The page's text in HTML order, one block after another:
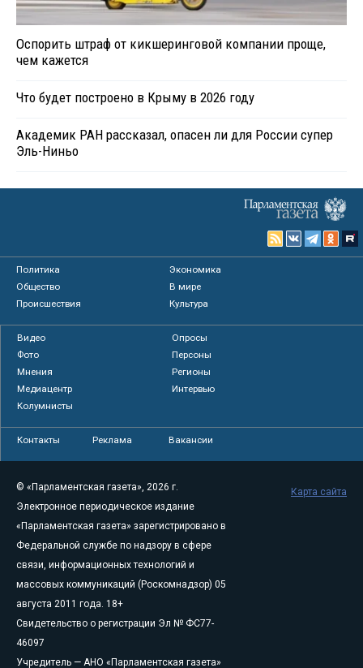
Оспорить штраф от кикшеринговой компании проще,
чем кажется
Что будет построено в Крыму в 2026 году
Академик РАН рассказал, опасен ли для России супер
Эль-Ниньо
Политика
Экономика
Общество
В мире
Происшествия
Культура
Видео
Опросы
Фото
Персоны
Мнения
Регионы
Медиацентр
Интервью
Колумнисты
Контакты Реклама Вакансии
© «Парламентская газета», 2026 г.
Электронное периодическое издание
«Парламентская газета» зарегистрировано в
Федеральной службе по надзору в сфере
связи, информационных технологий и
массовых коммуникаций (Роскомнадзор) 05
августа 2011 года. 18+
Свидетельство о регистрации Эл № ФС77-
46097
Учредитель — АНО «Парламентская газета»
Карта сайта